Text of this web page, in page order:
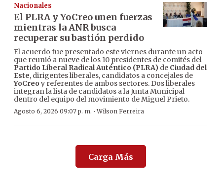
Nacionales
El PLRA y YoCreo unen fuerzas
mientras la ANR busca
recuperar su bastión perdido
El acuerdo fue presentado este viernes durante un acto
que reunió a nueve de los 10 presidentes de comités del
Partido Liberal Radical Auténtico (PLRA) de Ciudad del
Este, dirigentes liberales, candidatos a concejales de
YoCreo y referentes de ambos sectores. Dos liberales
integran la lista de candidatos a la Junta Municipal
dentro del equipo del movimiento de Miguel Prieto.
Agosto 6, 2026 09:07 p. m. ·Wilson Ferreira
Carga Más